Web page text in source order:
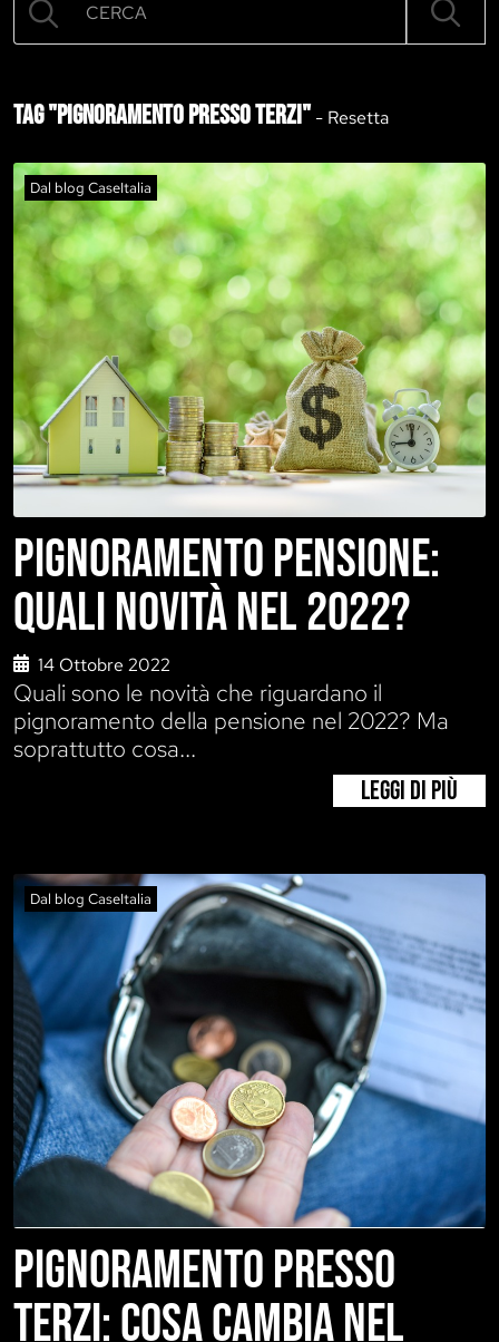
Cambio vita
Tag "pignoramento presso terzi" - Resetta
Dal blog CaseItalia
PIGNORAMENTO PENSIONE:
QUALI NOVITÀ NEL 2022?
14 Ottobre 2022
Quali sono le novità che riguardano il
pignoramento della pensione nel 2022? Ma
soprattutto cosa...
LEGGI DI PIÙ
Dal blog CaseItalia
PIGNORAMENTO PRESSO
TERZI: COSA CAMBIA NEL